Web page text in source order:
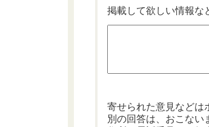
掲載して欲しい情報な
寄せられた意見などは
別の回答は、おこない